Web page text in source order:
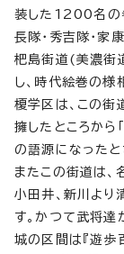
装した1200名の
長隊・秀吉隊・家
杷島街道(美濃街
し、時代絵巻の様
榎学区は、この
擁したところから
の語源になったと
またこの街道は、
小田井、新川より
す。かつて武将達
城の区間は『遊歩